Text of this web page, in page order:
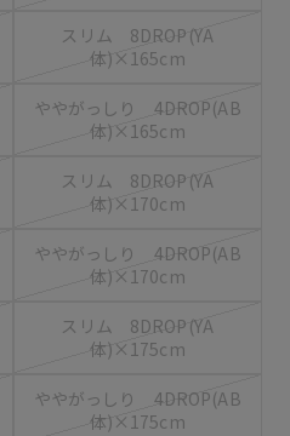
スリム 8DROP(YA
体)×165cm
ややがっしり 4DROP(AB
体)×165cm
スリム 8DROP(YA
体)×170cm
ややがっしり 4DROP(AB
体)×170cm
スリム 8DROP(YA
体)×175cm
ややがっしり 4DROP(AB
体)×175cm